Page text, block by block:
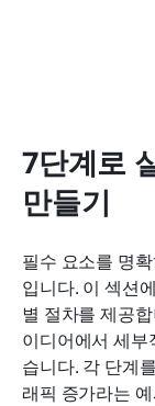
7단계로
만들기
필수 요소를 명
입니다. 이 섹션
별 절차를 제공
이디어에서 세부
습니다. 각 단계
래픽 증가라는